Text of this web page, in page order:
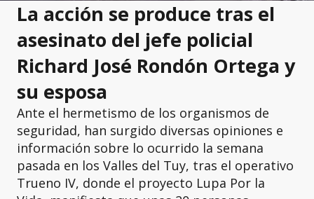
La acción se produce tras el
asesinato del jefe policial
Richard José Rondón Ortega y
su esposa
Ante el hermetismo de los organismos de
seguridad, han surgido diversas opiniones e
información sobre lo ocurrido la semana
pasada en los Valles del Tuy, tras el operativo
Trueno IV, donde el proyecto Lupa Por la